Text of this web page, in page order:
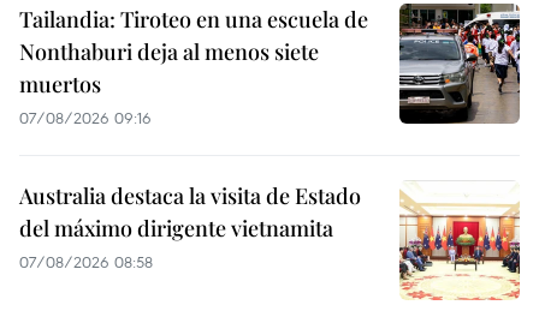
Tailandia: Tiroteo en una escuela de
Nonthaburi deja al menos siete
muertos
07/08/2026 09:16
Australia destaca la visita de Estado
del máximo dirigente vietnamita
07/08/2026 08:58